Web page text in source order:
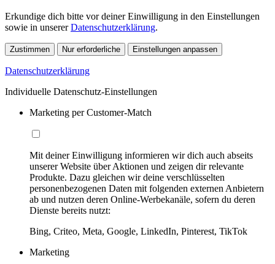
Erkundige dich bitte vor deiner Einwilligung in den Einstellungen
sowie in unsererDatenschutzerklärung.
Zustimmen Nur erforderliche Einstellungen anpassen
Datenschutzerklärung
Individuelle Datenschutz-Einstellungen
Marketing per Customer-Match
Mit deiner Einwilligung informieren wir dich auch abseits
unserer Website über Aktionen und zeigen dir relevante
Produkte. Dazu gleichen wir deine verschlüsselten
personenbezogenen Daten mit folgenden externen Anbietern
ab und nutzen deren Online-Werbekanäle, sofern du deren
Dienste bereits nutzt:
Bing, Criteo, Meta, Google, LinkedIn, Pinterest, TikTok
Marketing